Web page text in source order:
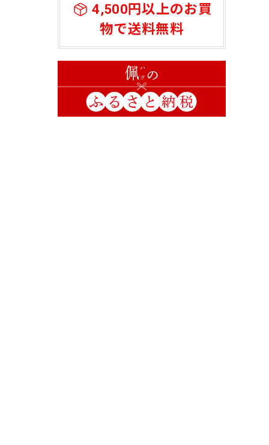
4,500円以上のお買
物で送料無料